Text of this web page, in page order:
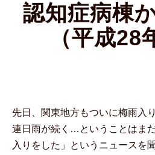
認知症病棟
（平成28
先日、関東地方もついに梅雨入
連日雨が続く…ということはま
入りをした」というニュースを